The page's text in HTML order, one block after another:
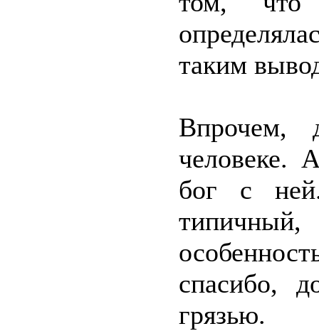
таким
Впрочем,
человеке.
бог с
спасибо,
грязью.